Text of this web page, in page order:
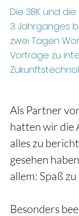
Die 3BK und
3. Jahrganges
zwei Tagen
Vorträge zu
Als Partner
hatten wir die
alles zu
gesehen
allem: Spaß
Besonders